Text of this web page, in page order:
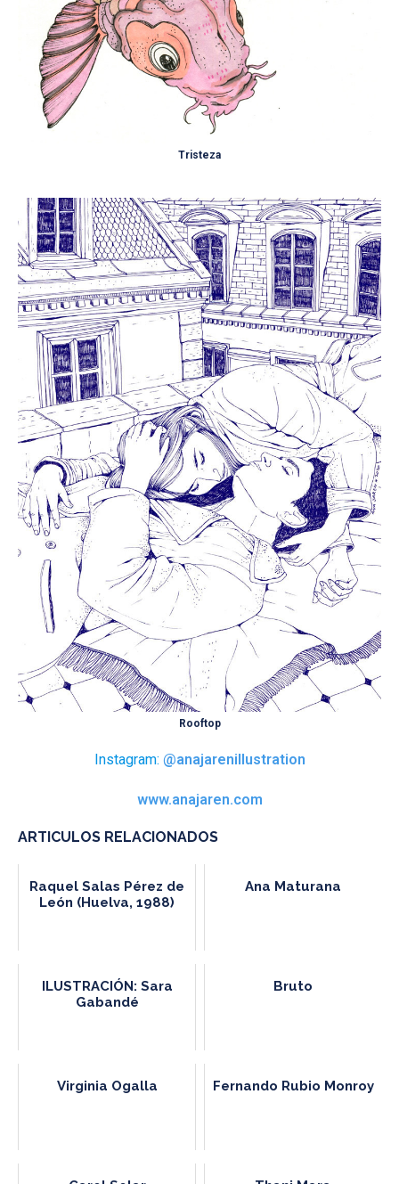
Tristeza
Rooftop
Instagram: @anajarenillustration
www.anajaren.com
ARTICULOS RELACIONADOS
Raquel Salas Pérez de
León (Huelva, 1988)
Ana Maturana
ILUSTRACIÓN: Sara
Gabandé
Bruto
Virginia Ogalla Fernando Rubio Monroy